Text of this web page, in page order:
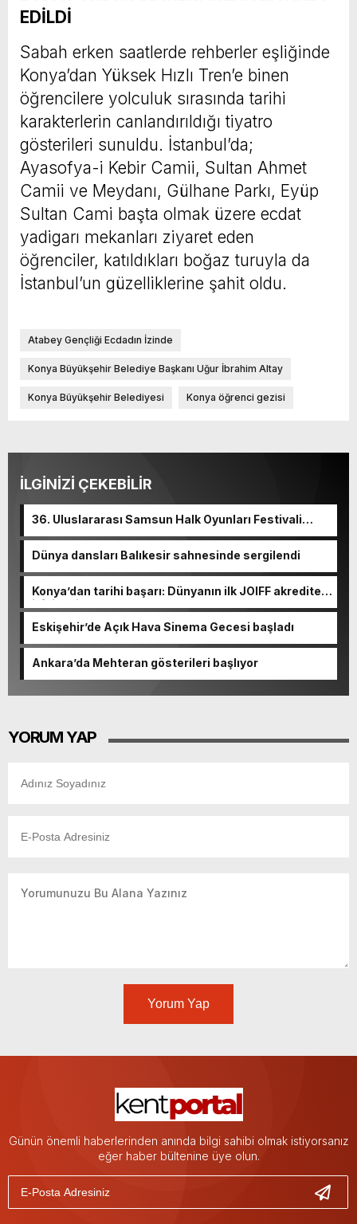
EDİLDİ
Sabah erken saatlerde rehberler eşliğinde
Konya’dan Yüksek Hızlı Tren’e binen
öğrencilere yolculuk sırasında tarihi
karakterlerin canlandırıldığı tiyatro
gösterileri sunuldu. İstanbul’da;
Ayasofya-i Kebir Camii, Sultan Ahmet
Camii ve Meydanı, Gülhane Parkı, Eyüp
Sultan Cami başta olmak üzere ecdat
yadigarı mekanları ziyaret eden
öğrenciler, katıldıkları boğaz turuyla da
İstanbul’un güzelliklerine şahit oldu.
Atabey Gençliği Ecdadın İzinde
Konya Büyükşehir Belediye Başkanı Uğur İbrahim Altay
Konya Büyükşehir Belediyesi Konya öğrenci gezisi
İLGİNİZİ ÇEKEBİLİR
36. Uluslararası Samsun Halk Oyunları Festivali
Dünya dansları Balıkesir sahnesinde sergilendi
Konya’dan tarihi başarı: Dünyanın ilk JOIFF akredite
itfaiyesi
Eskişehir’de Açık Hava Sinema Gecesi başladı
Ankara’da Mehteran gösterileri başlıyor
YORUM YAP
Yorum Yap
Günün önemli haberlerinden anında bilgi sahibi olmak istiyorsanız
eğer haber bültenine üye olun.